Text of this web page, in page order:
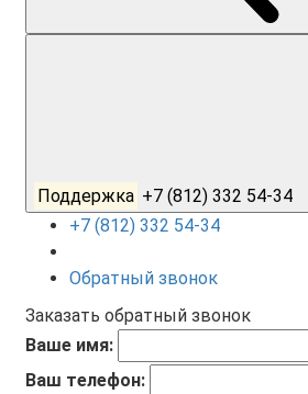
Поддержка +7 (812) 332 54-34
+7 (812) 332 54-34
Обратный звонок
Заказать обратный звонок
Ваше имя:
Ваш телефон: